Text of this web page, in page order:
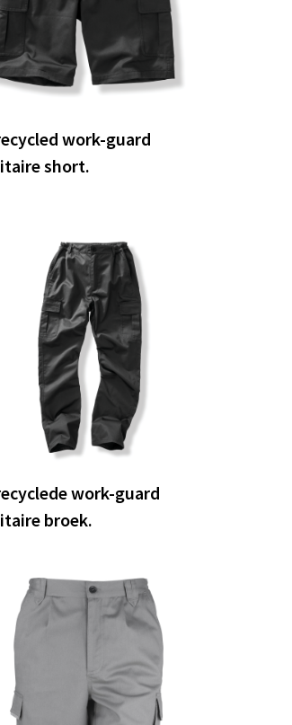
work-guard
short.
work-guard
broek.